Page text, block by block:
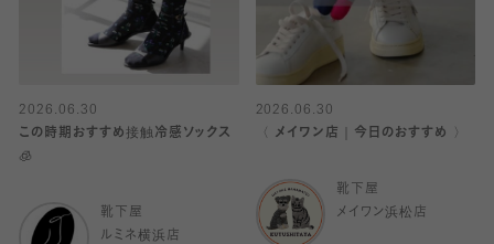
2026.06.30
この時期おすすめ接触冷感ソックス
🧊
靴下屋
ルミネ横浜店
2026.06.30
〈 メイワン店｜今日のおすすめ 〉
靴下屋
メイワン浜松店